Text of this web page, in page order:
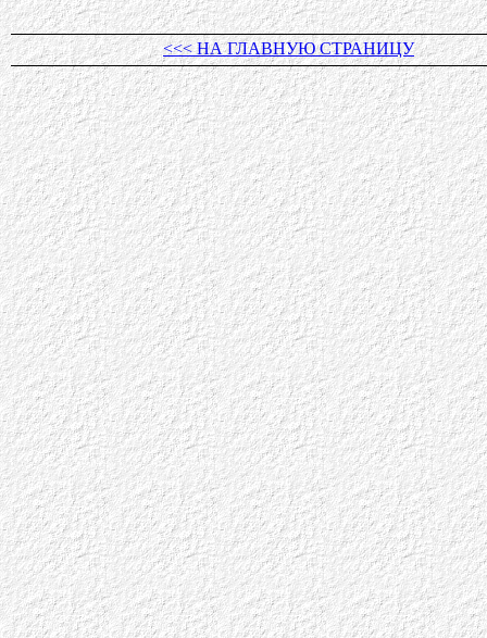
<<< НА ГЛАВНУЮ СТРАНИЦУ